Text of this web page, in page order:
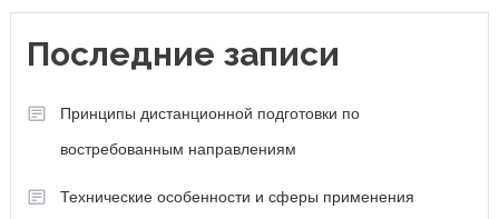
Последние записи
Принципы дистанционной подготовки по
востребованным направлениям
Технические особенности и сферы применения